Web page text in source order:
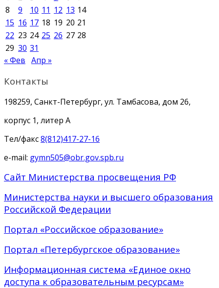
8
9 10 11 12 13 14
15 16 17 18 19 20 21
22 23 24 25 26 27 28
29 30 31
« Фев Апр »
Контакты
198259, Санкт-Петербург, ул. Тамбасова, дом 26,
корпус 1, литер А
Тел/факс8(812)417-27-16
e-mail: gymn505@obr.gov.spb.ru
Сайт Министерства просвещения РФ
Министерства науки и высшего образования
Российской Федерации
Портал «Российское образование»
Портал «Петербургское образование»
Информационная система «Единое окно
доступа к образовательным ресурсам»